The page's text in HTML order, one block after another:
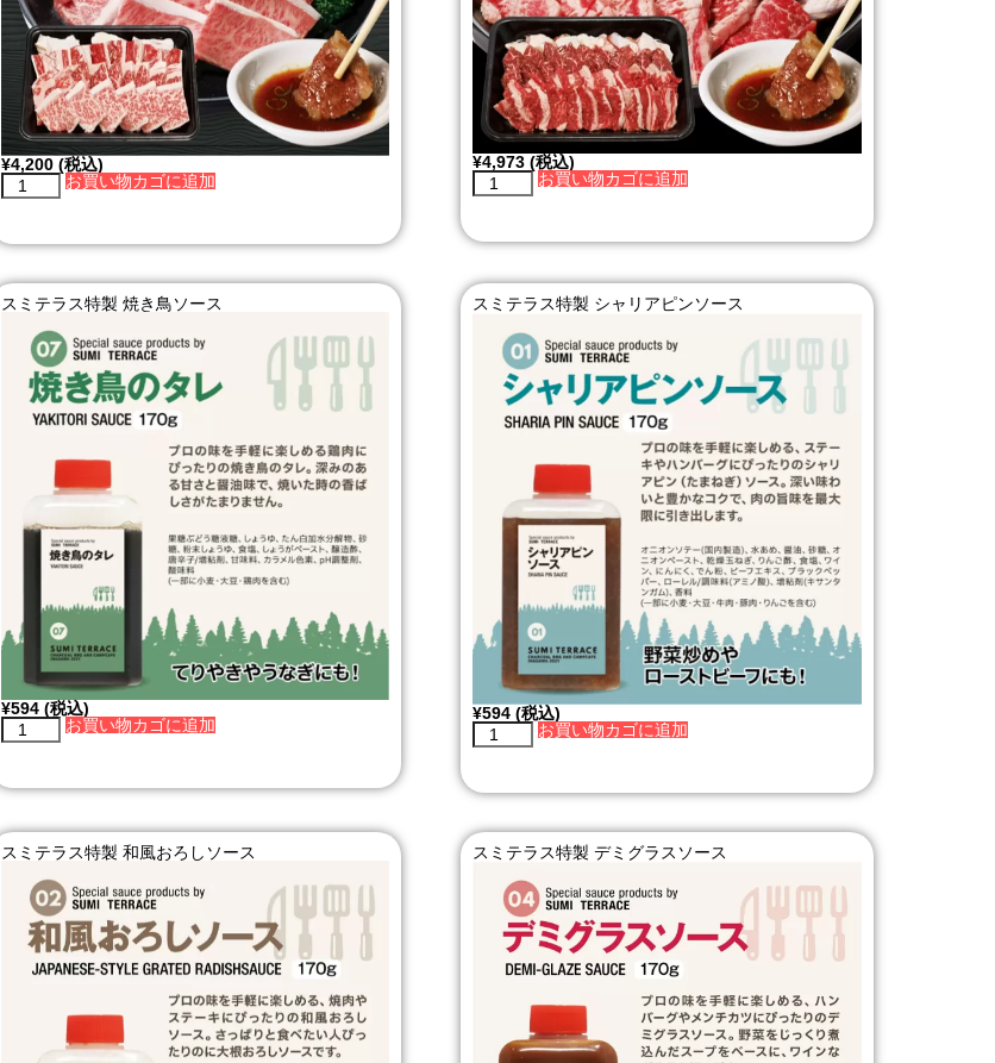
¥4,200 (税込)
お買い物カゴに追加
¥4,973 (税込)
お買い物カゴに追加
スミテラス特製 焼き鳥ソース
¥594 (税込)
お買い物カゴに追加
スミテラス特製 シャリアピンソース
¥594 (税込)
お買い物カゴに追加
スミテラス特製 和風おろしソース スミテラス特製 デミグラスソース